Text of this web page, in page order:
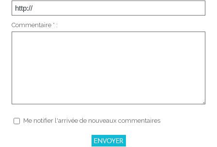
Commentaire * :
Me notifier l'arrivée de nouveaux commentaires